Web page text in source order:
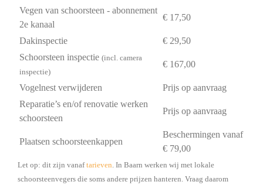
Vegen van schoorsteen - abonnement
2e kanaal
€ 17,50
Dakinspectie
€ 29,50
Schoorsteen inspectie (incl. camera
inspectie)
€ 167,00
Vogelnest verwijderen
Prijs op aanvraag
Reparatie’s en/of renovatie werken
schoorsteen
Prijs op aanvraag
Plaatsen schoorsteenkappen
Beschermingen vanaf
€ 79,00
Let op: dit zijn vanaftarieven. In Baarn werken wij met lokale
schoorsteenvegers die soms andere prijzen hanteren. Vraag daarom